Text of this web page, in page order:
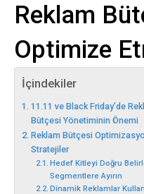
Reklam
Optimize
İçindekiler
11.11 ve Black Friday’de
Bütçesi Yönetiminin Önemi
Reklam Bütçesi
Stratejiler
Hedef Kitleyi Doğru
Segmentlere Ayırın
Dinamik Reklamlar